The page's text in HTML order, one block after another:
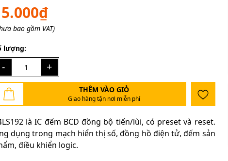
bao gồm VAT)
lượng:
- +
THÊM VÀO GIỎ
Giao hàng tận nơi miễn phí
là IC đếm BCD đồng bộ tiến/lùi, có preset và reset.
dụng trong mạch hiển thị số, đồng hồ điện tử, đếm sản
điều khiển logic.